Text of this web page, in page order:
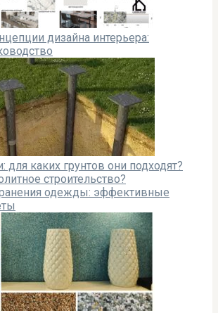
дизайна интерьера:
для каких грунтов они подходят?
строительство?
одежды: эффективные